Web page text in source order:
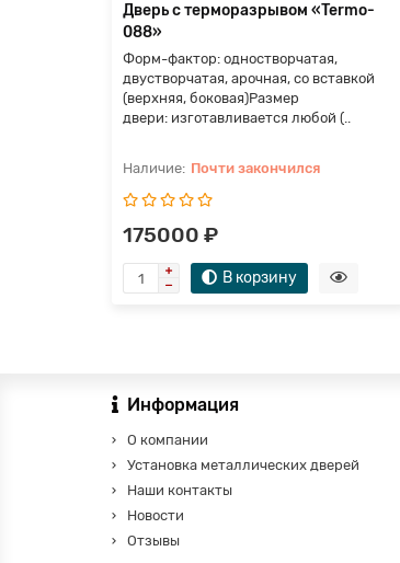
Дверь с терморазрывом «Termo-
088»
Форм-фактор: одностворчатая,
двустворчатая, арочная, со вставкой
(верхняя, боковая)Размер
двери: изготавливается любой (..
Почти закончился
175000 ₽
В корзину
Информация
О компании
Установка металлических дверей
Наши контакты
Новости
Отзывы